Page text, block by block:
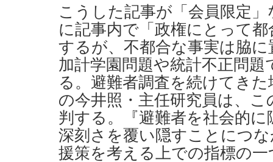
こうした記事が「会員限定
に記事内で「政権にとって
するが、不都合な事実は脇
加計学園問題や統計不正問
る。避難者調査を続けてき
の今井照・主任研究員は、
判する。『避難者を社会的
深刻さを覆い隠すことにつ
援策を考える上での指標の